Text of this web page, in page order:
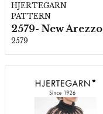
HJERTEGARN
PATTERN
2579- New Arezzo
2579